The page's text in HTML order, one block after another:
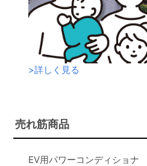
>詳しく見る
売れ筋商品
EV用パワーコンディショナ